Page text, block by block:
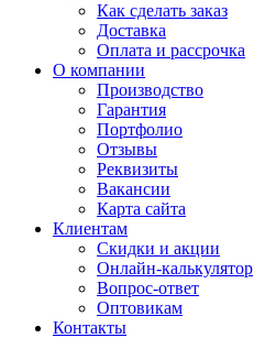
Как сделать заказ
Доставка
Оплата и рассрочка
О компании
Производство
Гарантия
Портфолио
Отзывы
Реквизиты
Вакансии
Карта сайта
Клиентам
Скидки и акции
Онлайн-калькулятор
Вопрос-ответ
Оптовикам
Контакты